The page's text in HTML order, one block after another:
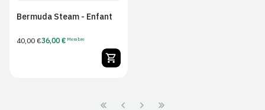
Bermuda Steam - Enfant
Prix
40,00 €Tarif
36,00 € Membre